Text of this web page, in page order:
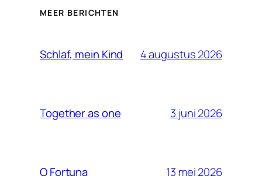
MEER BERICHTEN
Schlaf, mein Kind 4 augustus 2026
Together as one 3 juni 2026
O Fortuna 13 mei 2026